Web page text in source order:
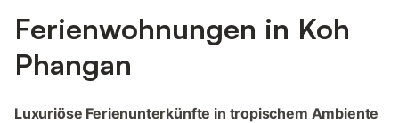
Ferienwohnungen in Koh
Phangan
Luxuriöse Ferienunterkünfte in tropischem Ambiente